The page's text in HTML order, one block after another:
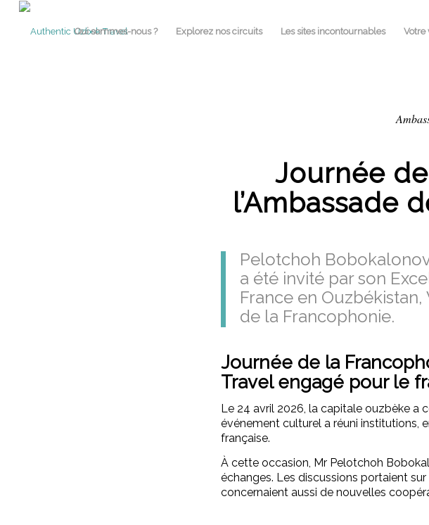
Qui sommes-nous ? Explorez nos circuits Les sites incontournables Votre
Journée
l’Ambassade
Pelotchoh
a été invité par son
France en
de la Francophonie.
Journée de la
Travel engagé pour le
Le 24 avril 2026, la capitale ouzbèke a
événement culturel a réuni institutions,
française.
À cette occasion, Mr Pelotchoh
échanges. Les discussions portaient
concernaient aussi de nouvelles